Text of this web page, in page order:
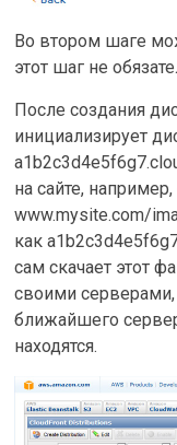
Во втором шаге
этот шаг не
После создания
инициализирует
на сайте,
www.mysite.com/
как
сам скачает этот
своими серверами,
ближайшего
находятся.